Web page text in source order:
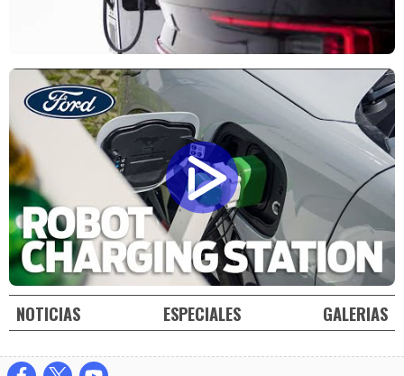
NOTICIAS ESPECIALES GALERIAS